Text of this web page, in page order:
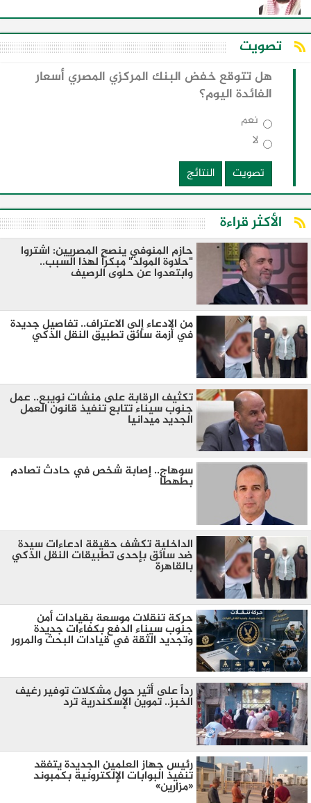
تصويت
هل تتوقع خفض البنك المركزي المصري أسعار
الفائدة اليوم؟
نعم
لا
تصويت
النتائج
الأكثر قراءة
​حازم المنوفي ينصح المصريين: اشتروا
"حلاوة المولد" مبكراً لهذا السبب..
وابتعدوا عن حلوى الرصيف
من الادعاء إلى الاعتراف.. تفاصيل جديدة
في أزمة سائق تطبيق النقل الذكي
تكثيف الرقابة على منشات نويبع.. عمل
جنوب سيناء تتابع تنفيذ قانون العمل
الجديد ميدانيا
سوهاج.. إصابة شخص في حادث تصادم
بطهطا
الداخلية تكشف حقيقة ادعاءات سيدة
ضد سائق بإحدى تطبيقات النقل الذكي
بالقاهرة
حركة تنقلات موسعة بقيادات أمن
جنوب سيناء الدفع بكفاءات جديدة
وتجديد الثقة في قيادات البحث والمرور
رداً على أثير حول مشكلات توفير رغيف
الخبز.. تموين الإسكندرية ترد
رئيس جهاز العلمين الجديدة يتفقد
تنفيذ البوابات الإلكترونية بكمبوند
«مزارين»